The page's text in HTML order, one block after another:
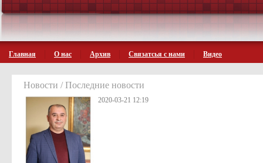
Главная О нас Архив Связатсья с нами Видео
Новости / Последние новости
2020-03-21 12:19